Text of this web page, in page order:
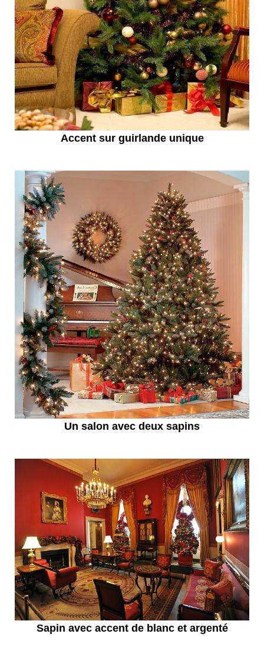
Accent sur guirlande unique
Un salon avec deux sapins
Sapin avec accent de blanc et argenté